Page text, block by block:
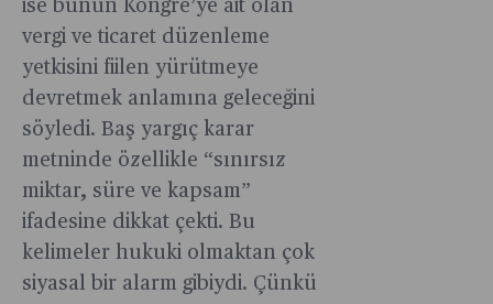
ise bunun Kongre’ye ait olan
vergi ve ticaret düzenleme
yetkisini fiilen yürütmeye
devretmek anlamına geleceğini
söyledi. Baş yargıç karar
metninde özellikle “sınırsız
miktar, süre ve kapsam”
ifadesine dikkat çekti. Bu
kelimeler hukuki olmaktan çok
siyasal bir alarm gibiydi. Çünkü